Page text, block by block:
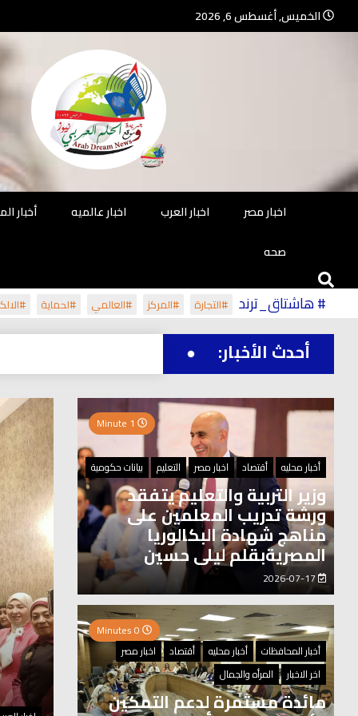
الخميس, أغسطس 6, 2026
جريدة مستقلة – صحافة تضيئ لك
اخبار مصر
اخبار العرب اخبار عالميه أخبار
صحه
# هاشتاق_ترند #التجارة #المركز #العالمي #لحماية
أحدث الأخبار:
أخبار محليه أقتصاد اخبار مصر التعليم بيانات حكومية
وزير التربية والتعليم يتفقد
ورشة تدريب المعلمين على
مناهج شهادة البكالوريا
المصريةبقلم ليلى حسين
2026-07-17
أخبار المحافظات
أخبار محليه أقتصاد
اخبار مصر
اخر الاخبار
المرأه والجمال
مائدة مستمرة لدعم التمكين
2 Minutes